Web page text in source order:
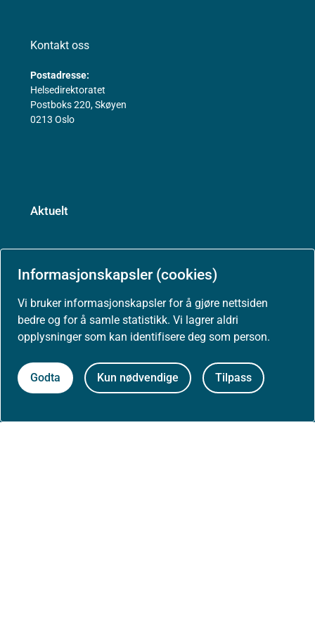
Informasjonskapsler (cookies)
Vi bruker informasjonskapsler for å gjøre nettsiden
bedre og for å samle statistikk. Vi lagrer aldri
opplysninger som kan identifisere deg som person.
Godta Kun nødvendige Tilpass
Kontakt oss
Postadresse:
Helsedirektoratet
Postboks 220, Skøyen
0213 Oslo
Aktuelt
Arrangementer
Høringer
Presse